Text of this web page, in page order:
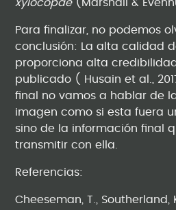
xylocopae (Marshall &
Para finalizar, no podemos
conclusión: La alta calidad
proporciona alta
publicado ( Husain et al.,
final no vamos a hablar de
imagen como si esta fuera
sino de la información final
transmitir con ella.
Referencias:
Cheeseman, T., Southerland,